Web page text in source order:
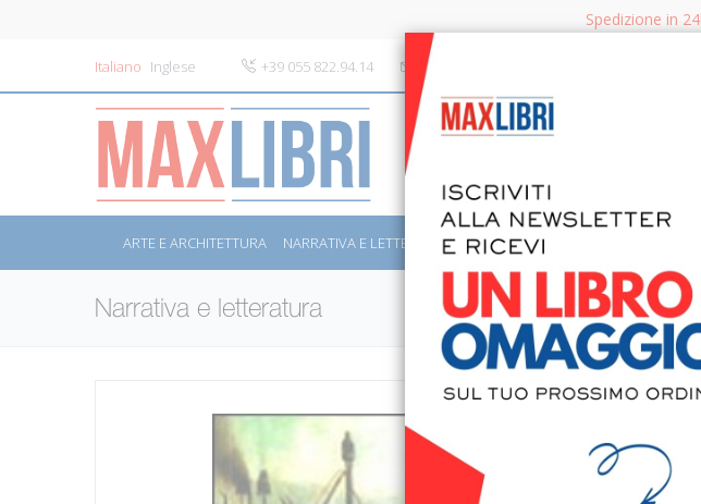
Spedizione in
Italiano Inglese +39 055 822.94.14 info@maxlibri.it
ARTE E ARCHITETTURA NARRATIVA E LETTERATURA SAGGISTICA LIBRI PER BAMBINI
Narrativa e letteratura